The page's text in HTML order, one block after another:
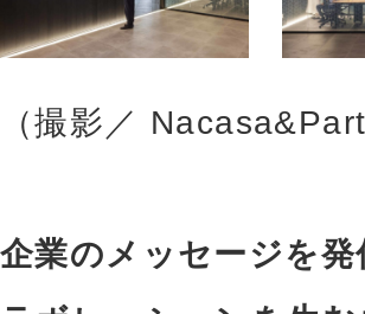
（撮影／
企業のメッセージを発